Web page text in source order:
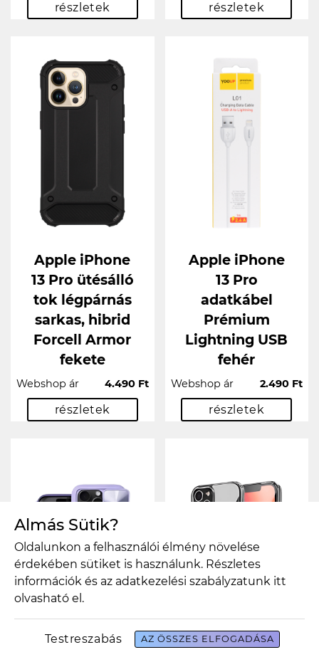
részletek részletek
Apple iPhone
13 Pro ütésálló
tok légpárnás
sarkas, hibrid
Forcell Armor
fekete
Webshop ár 4.490 Ft
részletek
Apple iPhone
13 Pro
adatkábel
Prémium
Lightning USB
fehér
Webshop ár 2.490 Ft
részletek
Almás Sütik?
Oldalunkon a felhasználói élmény növelése
érdekében sütiket is használunk. Részletes
információk és az adatkezelési szabályzatunk itt
olvasható el.
Testreszabás AZ ÖSSZES ELFOGADÁSA